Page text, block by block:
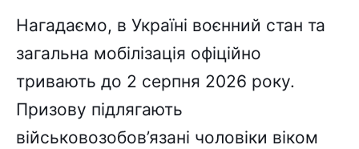
Нагадаємо, в Україні воєнний стан та
загальна мобілізація офіційно
тривають до 2 серпня 2026 року.
Призову підлягають
військовозобов’язані чоловіки віком